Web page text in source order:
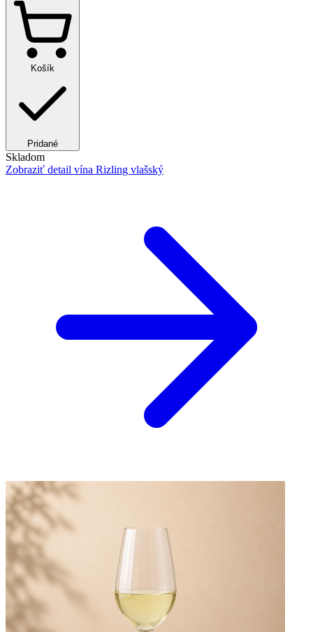
Košík
Pridané
Skladom
Zobraziť detail vína Rizling vlašský